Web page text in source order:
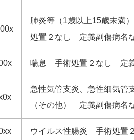
肺炎等（1歳以上15歳未
処置２なし 定義副傷病名
喘息 手術処置２なし 定
急性気管支炎、急性細気管
（その他） 定義副傷病名
ウイルス性腸炎 手術処置